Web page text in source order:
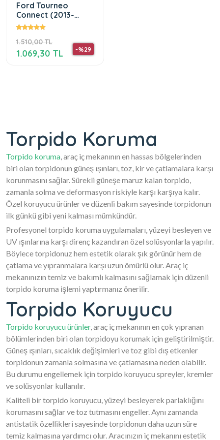
Ford Tourneo
Connect (2013-
2020) Küçük Ekran
Torpido Koruma
1.510,00 TL
-%29
1.069,30 TL
Torpido Koruma
Torpido koruma, araç iç mekanının en hassas bölgelerinden
biri olan torpidonun güneş ışınları, toz, kir ve çatlamalara karşı
korunmasını sağlar. Sürekli güneşe maruz kalan torpido,
zamanla solma ve deformasyon riskiyle karşı karşıya kalır.
Özel koruyucu ürünler ve düzenli bakım sayesinde torpidonun
ilk günkü gibi yeni kalması mümkündür.
Profesyonel torpido koruma uygulamaları, yüzeyi besleyen ve
UV ışınlarına karşı direnç kazandıran özel solüsyonlarla yapılır.
Böylece torpidonuz hem estetik olarak şık görünür hem de
çatlama ve yıpranmalara karşı uzun ömürlü olur. Araç iç
mekanınızın temiz ve bakımlı kalmasını sağlamak için düzenli
torpido koruma işlemi yaptırmanız önerilir.
Torpido Koruyucu
Torpido koruyucu ürünler, araç iç mekanının en çok yıpranan
bölümlerinden biri olan torpidoyu korumak için geliştirilmiştir.
Güneş ışınları, sıcaklık değişimleri ve toz gibi dış etkenler
torpidonun zamanla solmasına ve çatlamasına neden olabilir.
Bu durumu engellemek için torpido koruyucu spreyler, kremler
ve solüsyonlar kullanılır.
Kaliteli bir torpido koruyucu, yüzeyi besleyerek parlaklığını
korumasını sağlar ve toz tutmasını engeller. Aynı zamanda
antistatik özellikleri sayesinde torpidonun daha uzun süre
temiz kalmasına yardımcı olur. Aracınızın iç mekanını estetik